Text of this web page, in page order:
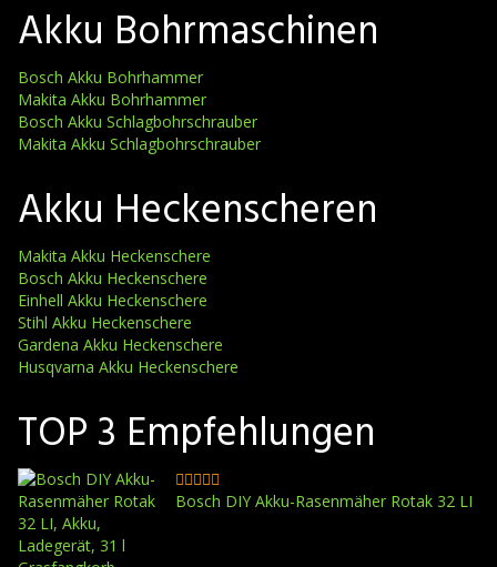
Akku Bohrmaschinen
Bosch Akku Bohrhammer
Makita Akku Bohrhammer
Bosch Akku Schlagbohrschrauber
Makita Akku Schlagbohrschrauber
Akku Heckenscheren
Makita Akku Heckenschere
Bosch Akku Heckenschere
Einhell Akku Heckenschere
Stihl Akku Heckenschere
Gardena Akku Heckenschere
Husqvarna Akku Heckenschere
TOP 3 Empfehlungen
Bosch DIY Akku-Rasenmäher Rotak 32 LI